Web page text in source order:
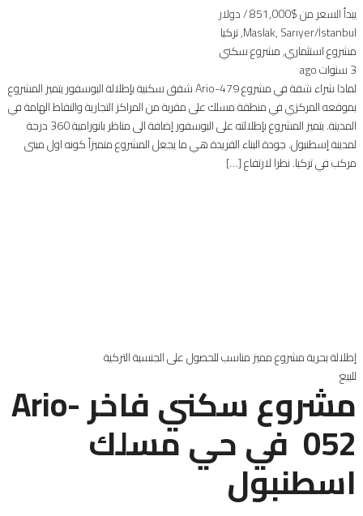
يبدأ السعر من$851,000
/ دولار
Maslak, Sarıyer/İstanbul, تركيا
مشروع استثماري,مشروع سكني
3 سنوات ago
لماذا شراء شقة في مشروع Ario-479 شقق سكنية بإطلالة البوسفور يتميز المشروع
بموقعه المركزي في منطقة مسلك على مقربة من المراكز التجارية والنقاط الهامة في
المدينة. يتميز المشروع بإطلالته على البوسفور إضافة الى مناظر بانورامية 360 درجة
لمدينة إسطنبول. جودة البناء الفريدة هي ما يجعل المشروع متميزاً كونه اول مبنى
مركب في تركيا. نظرا لارتفاع […]
إطلالة بحريةمشروع مميزمناسب للحصول على الجنسية التركية
للبيع
مشروع سكني فاخر Ario-
052 في حي مسلك
اسطنبول